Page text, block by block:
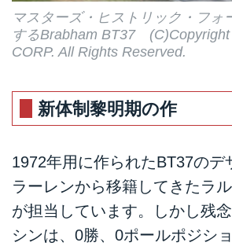
マスターズ・ヒストリック・フォ
するBrabham BT37
CORP. All Rights Reserved.
新体制黎明期の作
1972年用に作られたBT37のデ
ラーレンから移籍してきたラ
が担当しています。しかし残
シンは、0勝、0ポールポジシ